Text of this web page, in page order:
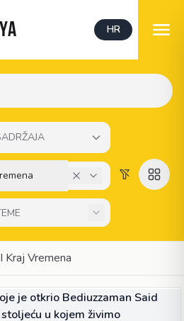
HR
Kraj Vremena
je otkrio Bediuzzaman Said
u kojem živimo